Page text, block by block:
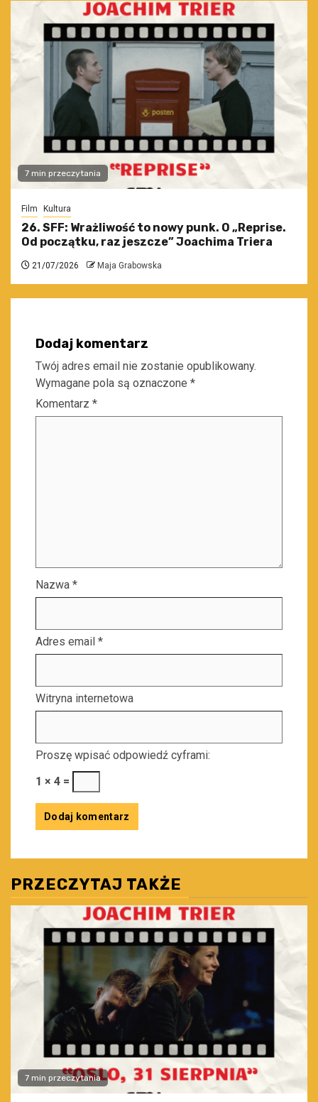
7 min przeczytania
Film Kultura
26. SFF: Wrażliwość to nowy punk. O „Reprise.
Od początku, raz jeszcze” Joachima Triera
21/07/2026 Maja Grabowska
Dodaj komentarz
Twój adres email nie zostanie opublikowany.
Wymagane pola są oznaczone *
Komentarz *
Nazwa *
Adres email *
Witryna internetowa
Proszę wpisać odpowiedź cyframi:
1 × 4 =
PRZECZYTAJ TAKŻE
7 min przeczytania